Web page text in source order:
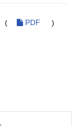
( PDF )